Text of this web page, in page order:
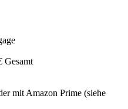
Gesamt
mit Amazon Prime (siehe